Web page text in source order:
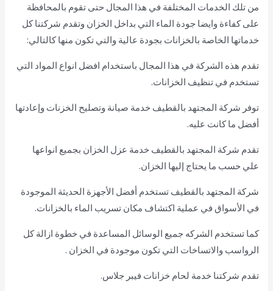
من تلك الخدمات المختلفة في هذا المجال حتى تقوم بالمحافظة
على كفاءة وايضا جودة الماء التي بداخل الخزان وتقدم شركتنا كل
خدماتها الخاصة بالخزانات بجودة عالية والتي تكون منها كالتالي:
تقدم هذه الشركة في هذا المجال باستخدام افضل انواع المواد التي
تستخدم في تنظيف الخزانات.
توفر شركة المجتهد بالقطيف خدمة صيانة وتصليح الخزنات وإعادتها
أفضل ما كانت عليه.
تقدم شركة المجتهد بالقطيف خدمة عزل الخزان بجميع انواعها
علي حسب ما يحتاج إليها الخزان.
شركة المجتهد بالقطيف تستخدم أفضل الأجهزة الحديثة الموجودة
في الأسواق في عملية اكتشاف مكان تسريب الماء بالخزانات.
كما تستخدم الشركه جميع الوسائل المساعدة في خطوة ازالة كل
الرواسب والاتساخات التي تكون موجودة في الخزان .
تقدم شركتنا خدمة لحام خزانات فيبر جلاس.